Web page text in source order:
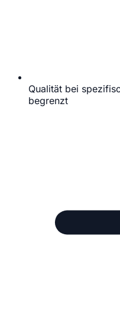
Qualität bei
begrenzt